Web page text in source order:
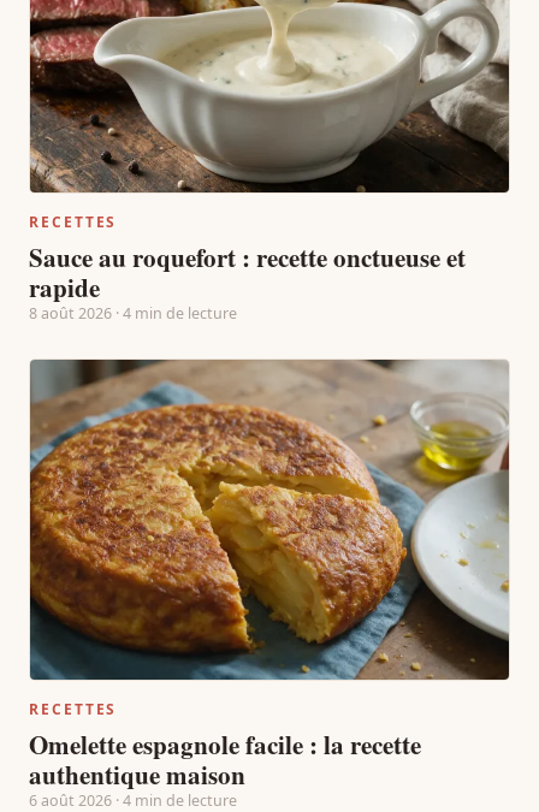
RECETTES
Sauce au roquefort : recette onctueuse et
rapide
8 août 2026 · 4 min de lecture
RECETTES
Omelette espagnole facile : la recette
authentique maison
6 août 2026 · 4 min de lecture